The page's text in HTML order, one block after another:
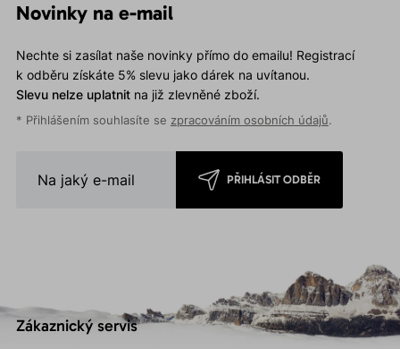
Novinky na e-mail
Nechte si zasílat naše novinky přímo do emailu! Registrací
k odběru získáte 5% slevu jako dárek na uvítanou.
Slevu nelze uplatnitna již zlevněné zboží.
* Přihlášením souhlasíte se zpracováním osobních údajů.
PŘIHLÁSIT ODBĚR
Zákaznický servis